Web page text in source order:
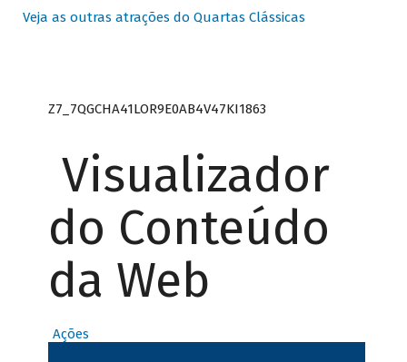
Veja as outras atrações do Quartas Clássicas
Z7_7QGCHA41LOR9E0AB4V47KI1863
Visualizador
do Conteúdo
da Web
Ações